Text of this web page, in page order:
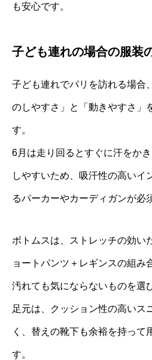
も安心です。
子ども連れの場合の服装
子ども連れでパリを訪れる場合
のしやすさ」と「動きやすさ」
す。
6月は走り回るとすぐに汗をか
しやすいため、吸汗性の高いイ
るパーカーやカーディガンが必
ボトムスは、ストレッチの効い
ョートパンツ＋レギンスの組み
汚れても気にならないものを選
足元は、クッション性の高いス
く、替えの靴下も余裕を持って
す。